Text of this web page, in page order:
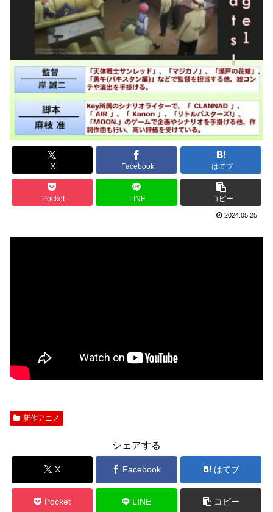
X Facebook はてブ
Pocket LINE コピー
2024.05.25
新作アニメ
シェアする
X Facebook はてブ
Pocket LINE コピー